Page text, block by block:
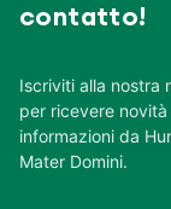
contatto!
Iscriviti alla nostra
per ricevere novità
informazioni da
Mater Domini.